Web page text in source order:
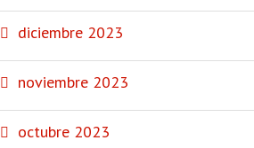
diciembre 2023
noviembre 2023
octubre 2023